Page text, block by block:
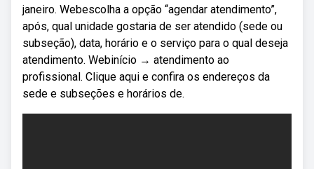
janeiro. Webescolha a opção “agendar atendimento”,
após, qual unidade gostaria de ser atendido (sede ou
subseção), data, horário e o serviço para o qual deseja
atendimento. Webinício → atendimento ao
profissional. Clique aqui e confira os endereços da
sede e subseções e horários de.